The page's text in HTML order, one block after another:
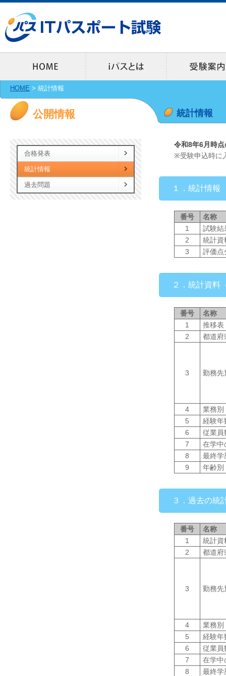
HOME > 統計情報
公開情報 統計情報
合格発表
統計情報
過去問題
令和8年6月時
※受験申込時に
１．統計情報
番号
名称
1
試験結
2
統計資
3
評価点
２．統計資料
番号
名称
1
推移表
2
都道
3 勤務
4
業務
5
経験
6
従業
7
在学
8
最終
9
年齢
３．過去の統
番号
名称
1
統計資
2
都道
3 勤務
4
業務
5
経験
6
従業
7
在学
8
最終